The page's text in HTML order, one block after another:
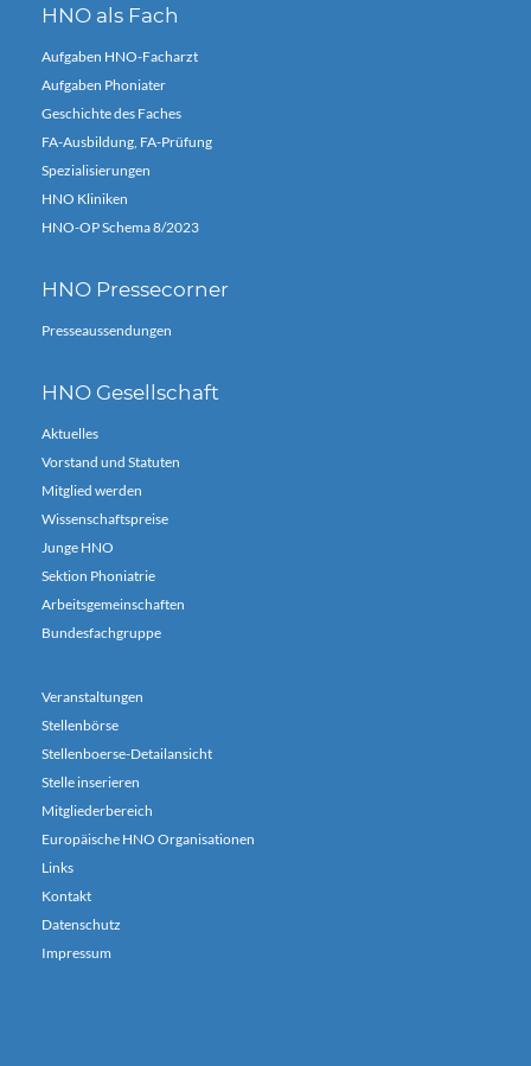
HNO als Fach
Aufgaben HNO-Facharzt
Aufgaben Phoniater
Geschichte des Faches
FA-Ausbildung, FA-Prüfung
Spezialisierungen
HNO Kliniken
HNO-OP Schema 8/2023
HNO Pressecorner
Presseaussendungen
HNO Gesellschaft
Aktuelles
Vorstand und Statuten
Mitglied werden
Wissenschaftspreise
Junge HNO
Sektion Phoniatrie
Arbeitsgemeinschaften
Bundesfachgruppe
Veranstaltungen
Stellenbörse
Stellenboerse-Detailansicht
Stelle inserieren
Mitgliederbereich
Europäische HNO Organisationen
Links
Kontakt
Datenschutz
Impressum